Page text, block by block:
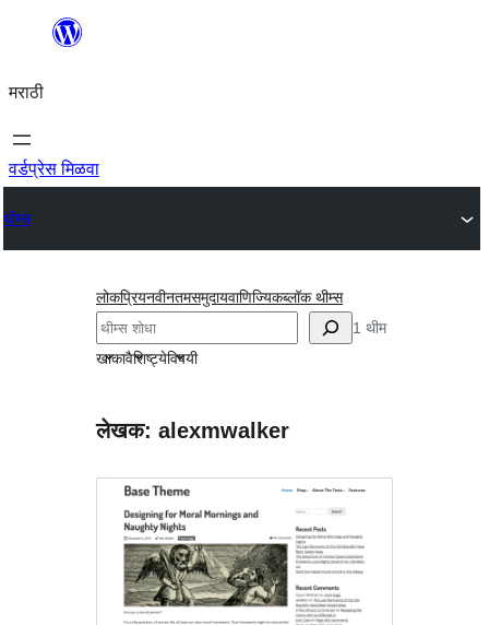
सामुग्रीवर
मराठी
वर्डप्रेस मिळवा
थीम्स
लोकप्रियनवीनतमसमुदायवाणिज्यिकब्लॉक थीम्स
शोधा
1 थीम
खाकावैशिष्ट्येविषयी
लेखक: alexmwalker